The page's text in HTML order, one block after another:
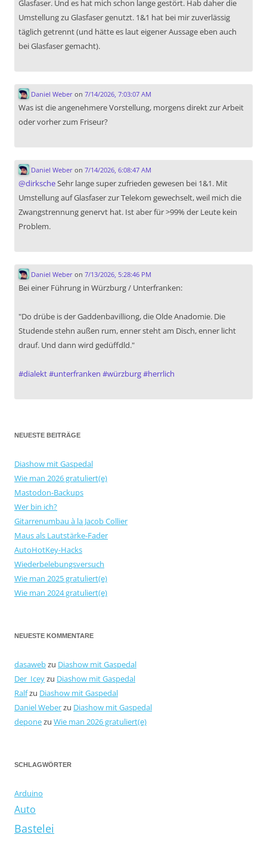
Glasfaser. Und es hat mich schon lange gestört. Hab daher die
Umstellung zu Glasfaser genutzt. 1&1 hat bei mir zuverlässig
täglich getrennt (und hätte es laut eigener Aussage eben auch
bei Glasfaser gemacht).
Daniel Weberon 7/14/2026, 7:03:07 AM
Was ist die angenehmere Vorstellung, morgens direkt zur Arbeit
oder vorher zum Friseur?
Daniel Weberon 7/14/2026, 6:08:47 AM
@dirkscheSehr lange super zufrieden gewesen bei 1&1. Mit
Umstellung auf Glasfaser zur Telekom gewechselt, weil mich die
Zwangstrennung genervt hat. Ist aber für >99% der Leute kein
Problem.
Daniel Weberon 7/13/2026, 5:28:46 PM
Bei einer Führung in Würzburg / Unterfranken:
"Do drübe is der Gaddenbavilliong, die Olde Anadomie. Die
Studende stehn außen rum, enner steht am Disch, enner licht
drauf. Und dann wird gedüffdld."
#dialekt#unterfranken #würzburg#herrlich
NEUESTE BEITRÄGE
Diashow mit Gaspedal
Wie man 2026 gratuliert(e)
Mastodon-Backups
Wer bin ich?
Gitarrenumbau à la Jacob Collier
Maus als Lautstärke-Fader
AutoHotKey-Hacks
Wiederbelebungsversuch
Wie man 2025 gratuliert(e)
Wie man 2024 gratuliert(e)
NEUESTE KOMMENTARE
dasawebzu Diashow mit Gaspedal
Der_Iceyzu Diashow mit Gaspedal
Ralfzu Diashow mit Gaspedal
Daniel Weberzu Diashow mit Gaspedal
deponezu Wie man 2026 gratuliert(e)
SCHLAGWÖRTER
Arduino
Auto
Bastelei